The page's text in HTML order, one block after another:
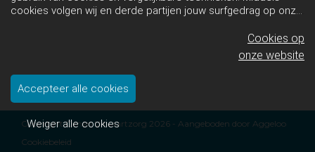
Copyright Omen Uitvaartzorg 2026 - Aangeboden door Aggeloo
Cookiebeleid
cookies volgen wij en derde partijen jouw surfgedrag op onze
en dit maakt het voor jou mogelijk om informatie te delen via
Cookies op
onze website
Accepteer alle cookies
Weiger alle cookies